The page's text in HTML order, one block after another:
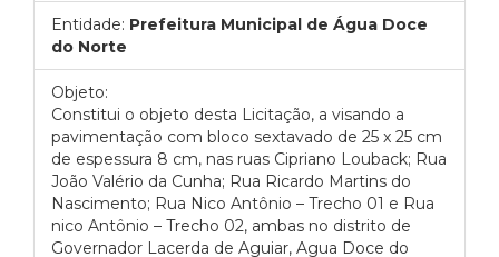
Entidade: Prefeitura Municipal de Água Doce
do Norte
Objeto:
Constitui o objeto desta Licitação, a visando a
pavimentação com bloco sextavado de 25 x 25 cm
de espessura 8 cm, nas ruas Cipriano Louback; Rua
João Valério da Cunha; Rua Ricardo Martins do
Nascimento; Rua Nico Antônio – Trecho 01 e Rua
nico Antônio – Trecho 02, ambas no distrito de
Governador Lacerda de Aguiar, Agua Doce do